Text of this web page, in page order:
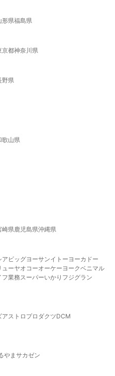
形県福島県
京都神奈川県
野県
歌山県
崎県鹿児島県沖縄県
ア ビッグヨーサンイトーヨーカドー
ューヤオコーオーケー ヨークベニマル
フ業務スーパーいかり フジグラン
アストロプロダクツDCM
やま サカゼン